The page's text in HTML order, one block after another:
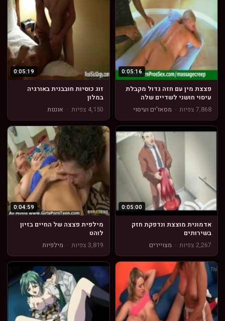
0:05:16
פצצת מין עם חזה גדול מקבלת
עיסוי חושני לשדיים שלה
7,868 צפיות
· מסאז'ים ועיסוי
0:05:19
זוג כוסיות חובבנית באורגיה
במלון
4,150 צפיות
· אוננות
0:05:00
אדמונית מוצצת ונדפקת חזק
בשירותים
2,267 צפיות
· מצויירים
0:04:59
מילפית פצצה של החיים בזיון
לוהט
3,819 צפיות
· מילפיות